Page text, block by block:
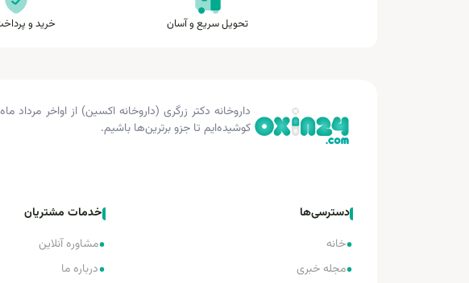
تحویل سریع و آسان خرید و
کوشیده‌ایم تا جزو برترین‌ها باشیم.
دسترسی‌ها
•خانه
•مجله خبری
خدمات مشتریان
•مشاوره آنلاین
•درباره ما